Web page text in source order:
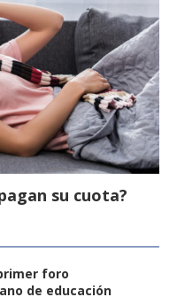
su cuota?
foro
de educación